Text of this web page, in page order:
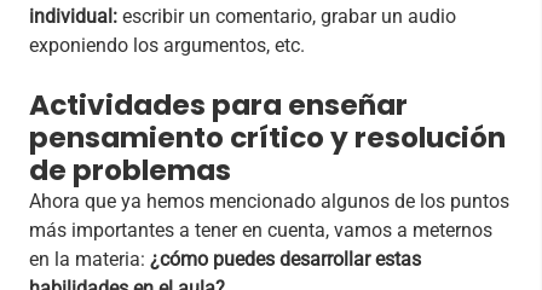
individual: escribir un comentario, grabar un audio
exponiendo los argumentos, etc.
Actividades para enseñar
pensamiento crítico y resolución
de problemas
Ahora que ya hemos mencionado algunos de los puntos
más importantes a tener en cuenta, vamos a meternos
en la materia: ¿cómo puedes desarrollar estas